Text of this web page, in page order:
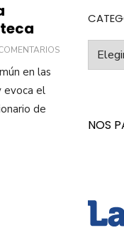
en las
evoca el
de
NOS